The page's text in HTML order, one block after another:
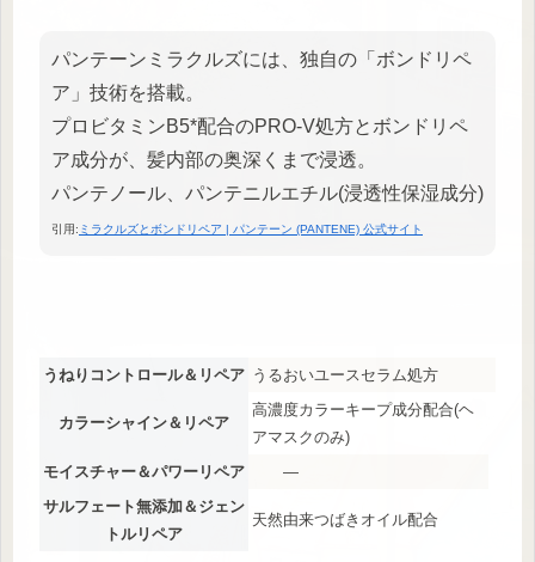
パンテーンミラクルズには、独自の「ボンドリペ
ア」技術を搭載。
プロビタミンB5*配合のPRO-V処方とボンドリペ
ア成分が、髪内部の奥深くまで浸透。
パンテノール、パンテニルエチル(浸透性保湿成分)
引用: ミラクルズとボンドリペア | パンテーン (PANTENE) 公式サイト
うねりコントロール＆リペア うるおいユースセラム処方
カラーシャイン＆リペア
高濃度カラーキープ成分配合(ヘ
アマスクのみ)
モイスチャー＆パワーリペア
―
サルフェート無添加＆ジェン
トルリペア
天然由来つばきオイル配合